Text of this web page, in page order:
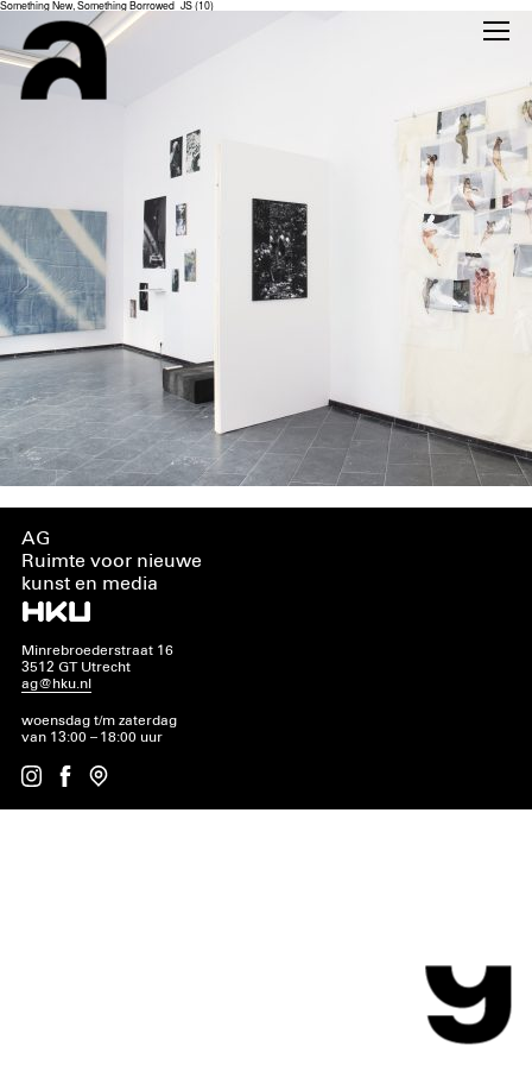
Something New, Something Borrowed_JS (10)
AG
Ruimte voor nieuwe
kunst en media
Minrebroederstraat 16
3512 GT Utrecht
ag@hku.nl
woensdag t/m zaterdag
van 13:00 – 18:00 uur